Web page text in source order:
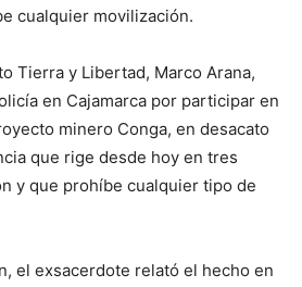
cualquier movilización.
Tierra y Libertad, Marco Arana,
en Cajamarca por participar en
minero Conga, en desacato
que rige desde hoy en tres
y que prohíbe cualquier tipo de
el exsacerdote relató el hecho en